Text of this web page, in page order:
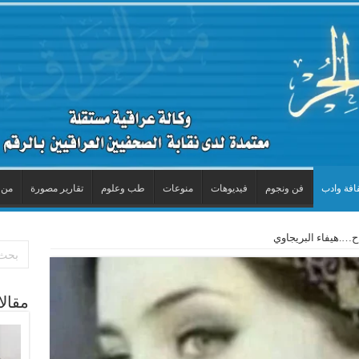
وادب فن ونجوم فيديوهات منوعات طب وعلوم تقارير مصورة
البريجاوي